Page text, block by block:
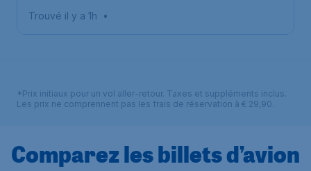
Trouvé il y a 1h •
*Prix initiaux pour un vol aller-retour. Taxes et suppléments inclus.
Les prix ne comprennent pas les frais de réservation à € 29,90.
Comparez les billets d’avion